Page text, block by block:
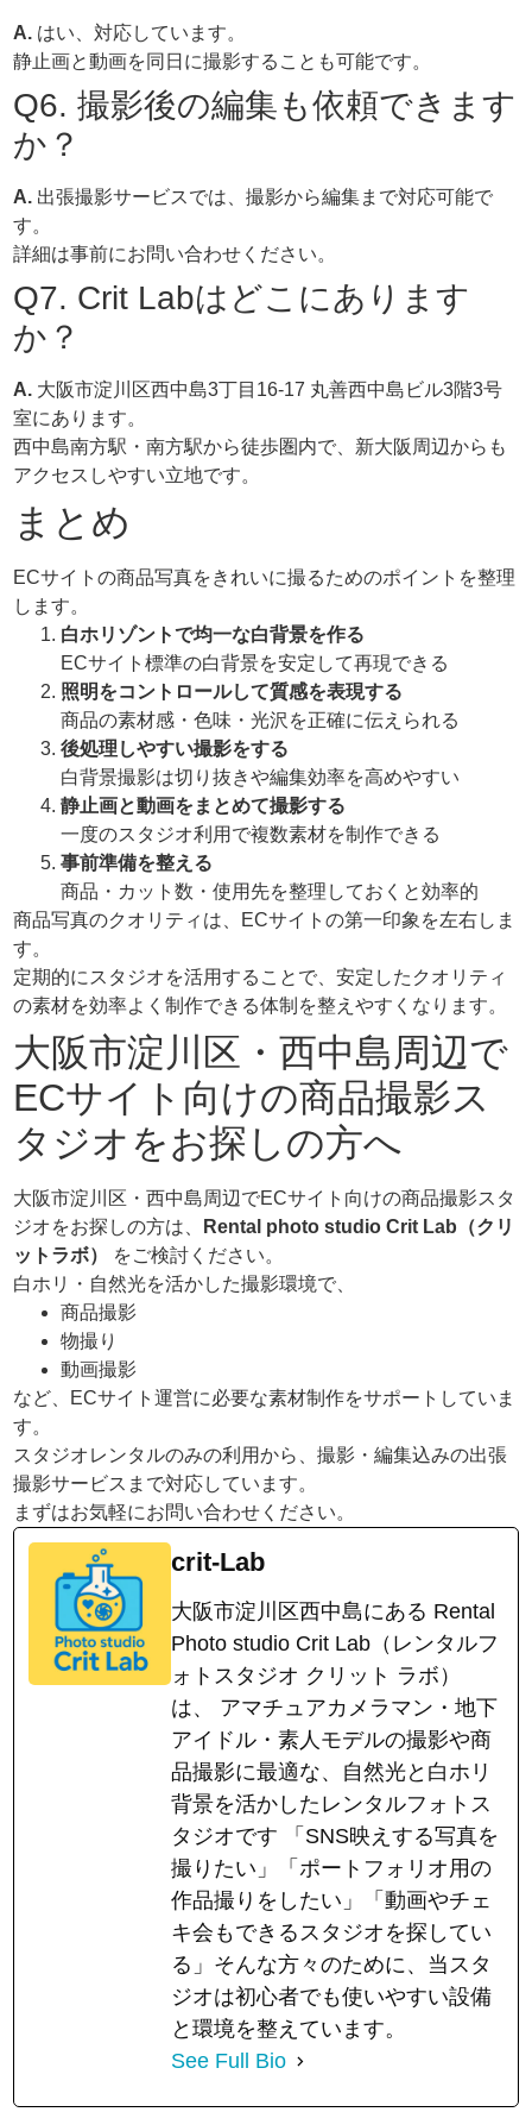
A. はい、対応しています。
静止画と動画を同日に撮影することも可能です。
Q6. 撮影後の編集も依頼できます
か？
A. 出張撮影サービスでは、撮影から編集まで対応可能で
す。
詳細は事前にお問い合わせください。
Q7. Crit Labはどこにあります
か？
A. 大阪市淀川区西中島3丁目16-17 丸善西中島ビル3階3号
室にあります。
西中島南方駅・南方駅から徒歩圏内で、新大阪周辺からも
アクセスしやすい立地です。
まとめ
ECサイトの商品写真をきれいに撮るためのポイントを整理
します。
白ホリゾントで均一な白背景を作る
ECサイト標準の白背景を安定して再現できる
照明をコントロールして質感を表現する
商品の素材感・色味・光沢を正確に伝えられる
後処理しやすい撮影をする
白背景撮影は切り抜きや編集効率を高めやすい
静止画と動画をまとめて撮影する
一度のスタジオ利用で複数素材を制作できる
事前準備を整える
商品・カット数・使用先を整理しておくと効率的
商品写真のクオリティは、ECサイトの第一印象を左右しま
す。
定期的にスタジオを活用することで、安定したクオリティ
の素材を効率よく制作できる体制を整えやすくなります。
大阪市淀川区・西中島周辺で
ECサイト向けの商品撮影ス
タジオをお探しの方へ
大阪市淀川区・西中島周辺でECサイト向けの商品撮影スタ
ジオをお探しの方は、
Rental photo studio Crit Lab（クリ
ットラボ）
をご検討ください。
白ホリ・自然光を活かした撮影環境で、
商品撮影
物撮り
動画撮影
など、ECサイト運営に必要な素材制作をサポートしていま
す。
スタジオレンタルのみの利用から、撮影・編集込みの出張
撮影サービスまで対応しています。
まずはお気軽にお問い合わせください。
crit-Lab
大阪市淀川区西中島にある Rental
Photo studio Crit Lab（レンタルフ
ォトスタジオ クリット ラボ）
は、 アマチュアカメラマン・地下
アイドル・素人モデルの撮影や商
品撮影に最適な、自然光と白ホリ
背景を活かしたレンタルフォトス
タジオです 「SNS映えする写真を
撮りたい」「ポートフォリオ用の
作品撮りをしたい」「動画やチェ
キ会もできるスタジオを探してい
る」そんな方々のために、当スタ
ジオは初心者でも使いやすい設備
と環境を整えています。
See Full Bio